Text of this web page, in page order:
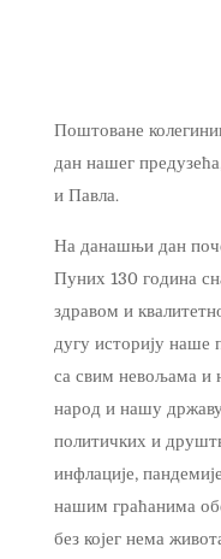
Поштоване
дан нашег
и Павла.
На данашњи дан
Пуних 130 година
здравом и
дугу историју наше
са свим невољама и
народ и нашу
политичких и
инфлације,
нашим граћанима
без којег нема